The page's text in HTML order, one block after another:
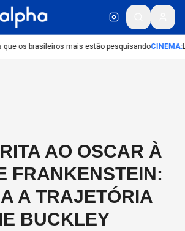
os brasileiros mais estão pesquisandoCINEMA:
AO OSCAR À
FRANKENSTEIN:
A TRAJETÓRIA
BUCKLEY